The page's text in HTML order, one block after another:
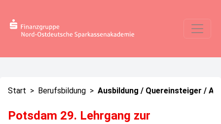
Start > Berufsbildung > Ausbildung / Quereinsteiger /
Potsdam 29. Lehrgang zur